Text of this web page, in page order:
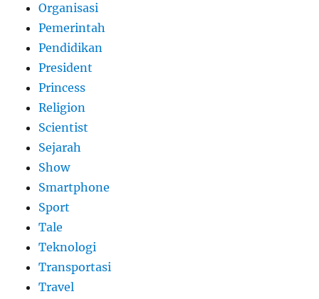
Organisasi
Pemerintah
Pendidikan
President
Princess
Religion
Scientist
Sejarah
Show
Smartphone
Sport
Tale
Teknologi
Transportasi
Travel